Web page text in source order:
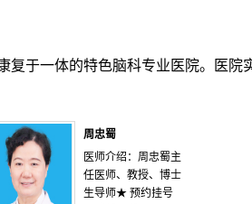
于一体的特色脑科专业医院。医
周忠蜀
医师介绍：周忠蜀主
任医师、教授、博士
生导师★ 预约挂号